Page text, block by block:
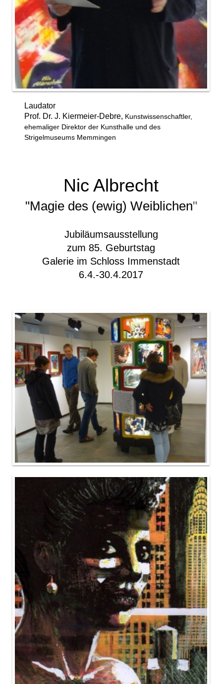
Laudator
Prof. Dr. J. Kiermeier-Debre, Kunstwissenschaftler,
ehemaliger Direktor der Kunsthalle und des
Strigelmuseums Memmingen
Nic Albrecht
"Magie des (ewig) Weiblichen"
Jubiläumsausstellung
zum 85. Geburtstag
Galerie im Schloss Immenstadt
6.4.-30.4.2017